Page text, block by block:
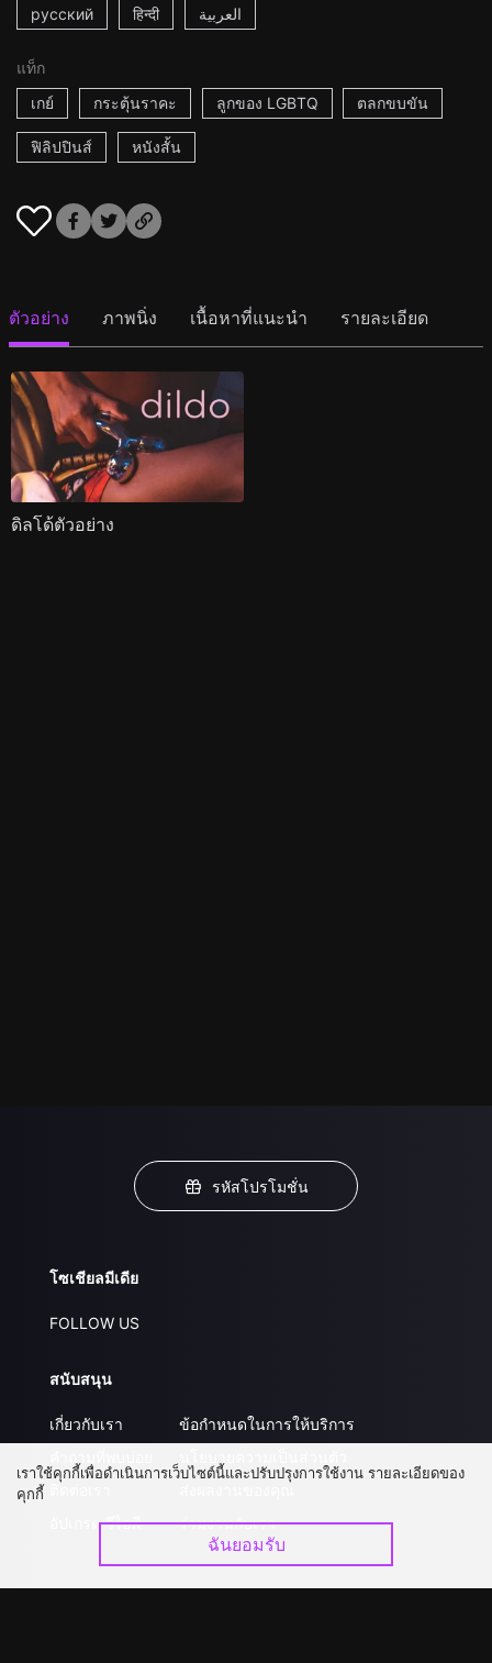
русский हिन्दी العربية
แท็ก
เกย์
กระตุ้นราคะ ลูกของ LGBTQ ตลกขบขัน
ฟิลิปปินส์ หนังสั้น
ตัวอย่าง ภาพนิ่ง เนื้อหาที่แนะนำ รายละเอียด
ดิลโด้ตัวอย่าง
รหัสโปรโมชั่น
โซเชียลมีเดีย
FOLLOW US
สนับสนุน
เกี่ยวกับเรา
อัปเกรด วีไอพี
ข้อกำหนดในการให้บริการ
ร่วมงานกับเรา
เราใช้คุกกี้เพื่อดำเนินการเว็บไซต์นี้และปรับปรุงการใช้งาน รายละเอียดของ
คุกกี้
ฉันยอมรับ